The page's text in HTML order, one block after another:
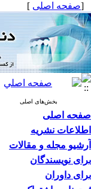
[صفحه اصلی ]
بخش‌های اصلی
صفحه اصلی
اطلاعات نشریه
آرشیو مجله و مقالات
برای نویسندگان
برای داوران